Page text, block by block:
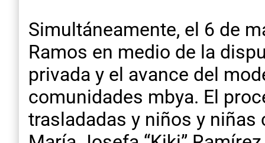
Simultáneamente, el 6 de
Ramos en medio de la
privada y el avance del
comunidades mbya. El
trasladadas y niños y